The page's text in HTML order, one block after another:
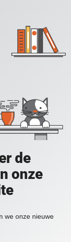
de
onze
we onze nieuwe